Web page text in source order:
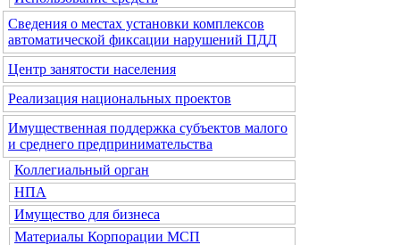
Сведения о местах установки комплексов
автоматической фиксации нарушений ПДД
Центр занятости населения
Реализация национальных проектов
Имущественная поддержка субъектов малого
и среднего предпринимательства
Коллегиальный орган
НПА
Имущество для бизнеса
Материалы Корпорации МСП